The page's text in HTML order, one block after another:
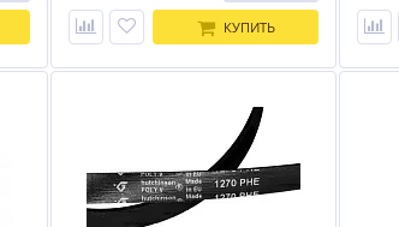
КУПИТЬ